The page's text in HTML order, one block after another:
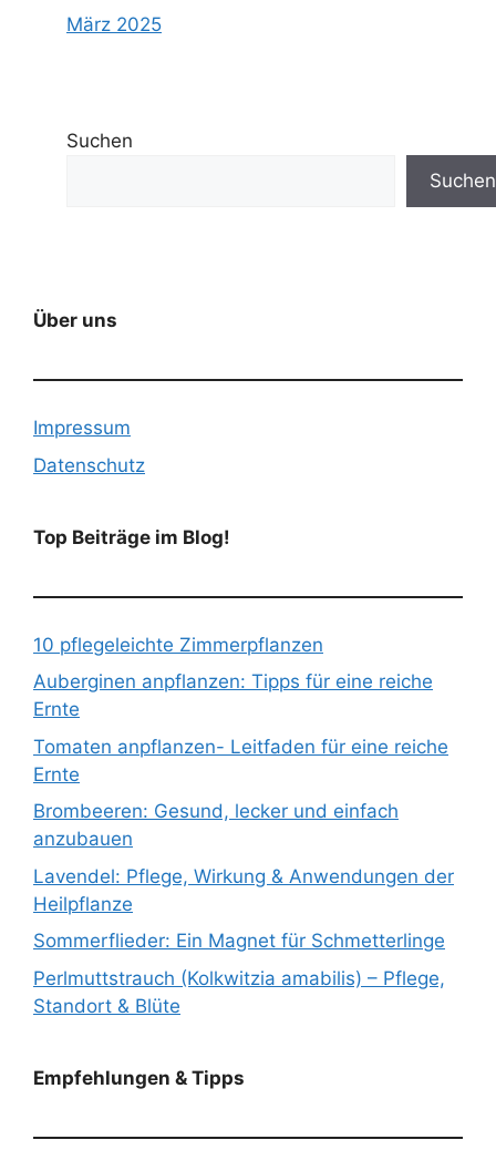
März 2025
Suchen
Suchen
Über uns
Impressum
Datenschutz
Top Beiträge im Blog!
10 pflegeleichte Zimmerpflanzen
Auberginen anpflanzen: Tipps für eine reiche
Ernte
Tomaten anpflanzen- Leitfaden für eine reiche
Ernte
Brombeeren: Gesund, lecker und einfach
anzubauen
Lavendel: Pflege, Wirkung & Anwendungen der
Heilpflanze
Sommerflieder: Ein Magnet für Schmetterlinge
Perlmuttstrauch (Kolkwitzia amabilis) – Pflege,
Standort & Blüte
Empfehlungen & Tipps